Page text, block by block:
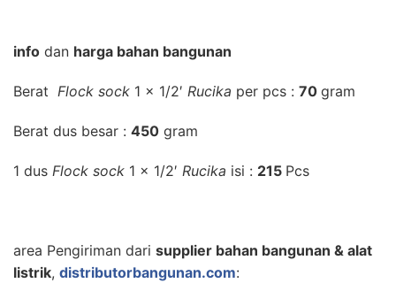
info dan harga bahan bangunan
Berat Flock sock 1 x 1/2′ Rucika per pcs : 70 gram
Berat dus besar : 450 gram
1 dus Flock sock 1 x 1/2′ Rucika isi : 215 Pcs
area Pengiriman dari supplier bahan bangunan & alat
listrik, distributorbangunan.com: